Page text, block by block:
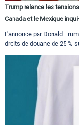
Trump relance les
Canada et le Mexique
L'annonce par Donald
droits de douane de 25 %